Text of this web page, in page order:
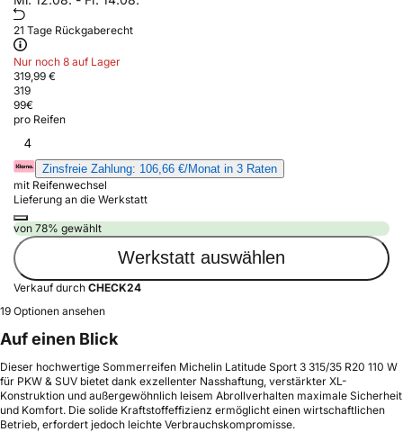
21 Tage Rückgaberecht
Nur noch 8 auf Lager
319,99 €
319
99€
pro Reifen
4
Zinsfreie Zahlung: 106,66 €/Monat in 3 Raten
mit Reifenwechsel
Lieferung an die Werkstatt
von 78% gewählt
Werkstatt auswählen
Verkauf durch CHECK24
19 Optionen ansehen
Auf einen Blick
Dieser hochwertige Sommerreifen Michelin Latitude Sport 3 315/35 R20 110 W
für PKW & SUV bietet dank exzellenter Nasshaftung, verstärkter XL-
Konstruktion und außergewöhnlich leisem Abrollverhalten maximale Sicherheit
und Komfort. Die solide Kraftstoffeffizienz ermöglicht einen wirtschaftlichen
Betrieb, erfordert jedoch leichte Verbrauchskompromisse.